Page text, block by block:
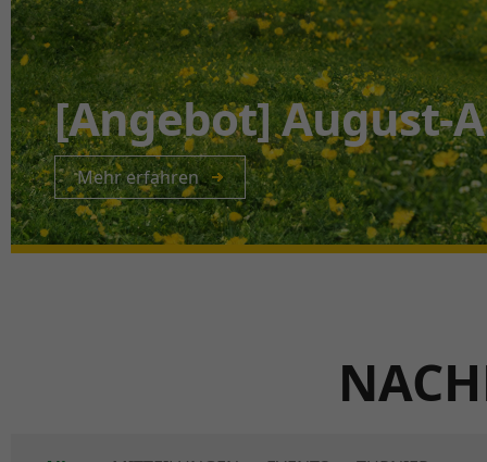
[Event] Sommer-
Mehr erfahren